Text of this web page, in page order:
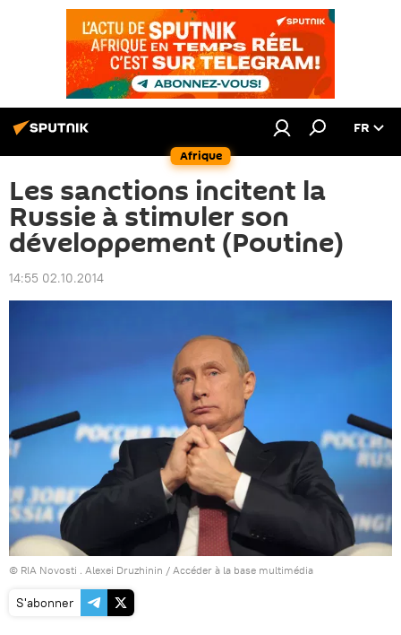
Afrique
FR
Les sanctions incitent la
Russie à stimuler son
développement (Poutine)
14:55 02.10.2014
© RIA Novosti . Alexei Druzhinin / Accéder à la base multimédia
S'abonner